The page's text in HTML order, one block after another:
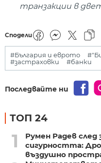
транзакции в
Сподели
#България и еврото
#застраховки
#банки
Последвайте ни
ТОП 24
1
Румен Радев след
сигурността:
въздушно